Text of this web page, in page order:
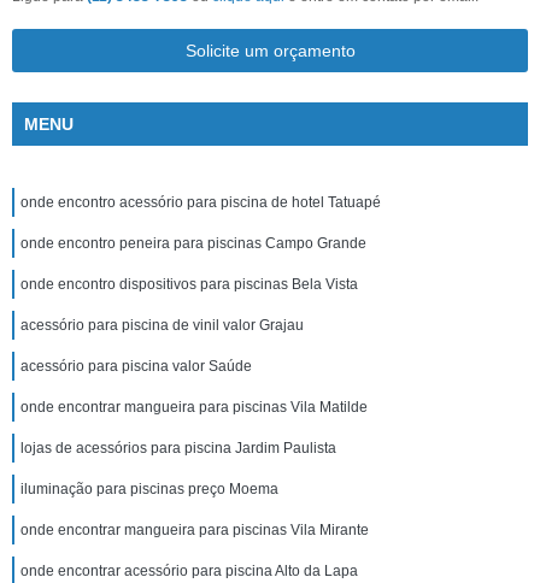
Solicite um orçamento
MENU
onde encontro acessório para piscina de hotel Tatuapé
onde encontro peneira para piscinas Campo Grande
onde encontro dispositivos para piscinas Bela Vista
acessório para piscina de vinil valor Grajau
acessório para piscina valor Saúde
onde encontrar mangueira para piscinas Vila Matilde
lojas de acessórios para piscina Jardim Paulista
iluminação para piscinas preço Moema
onde encontrar mangueira para piscinas Vila Mirante
onde encontrar acessório para piscina Alto da Lapa